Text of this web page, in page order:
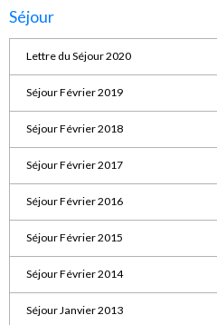
Séjour
Lettre du Séjour 2020
Séjour Février 2019
Séjour Février 2018
Séjour Février 2017
Séjour Février 2016
Séjour Février 2015
Séjour Février 2014
Séjour Janvier 2013